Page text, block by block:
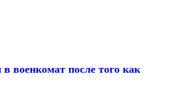
военкомат после того как